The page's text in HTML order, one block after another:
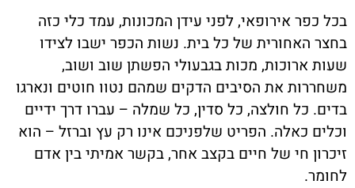
בכל כפר אירופאי, לפני עידן המכונות, עמד כלי כזה
בחצר האחורית של כל בית. נשות הכפר ישבו לצידו
שעות ארוכות, מכות בגבעולי הפשתן שוב ושוב,
משחררות את הסיבים הדקים שמהם נטוו חוטים ונארגו
בדים. כל חולצה, כל סדין, כל שמלה – עברו דרך ידיים
וכלים כאלה. הפריט שלפניכם אינו רק עץ וברזל – הוא
זיכרון חי של חיים בקצב אחר, בקשר אמיתי בין אדם
לחומר.